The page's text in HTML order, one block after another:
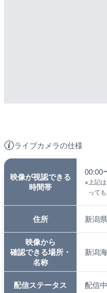
ライブカメラの仕様
映像が視認できる
時間帯
00:00
※ 上記
って
住所 新潟
映像から
確認できる場所・
名称
新潟
配信ステータス 配信中